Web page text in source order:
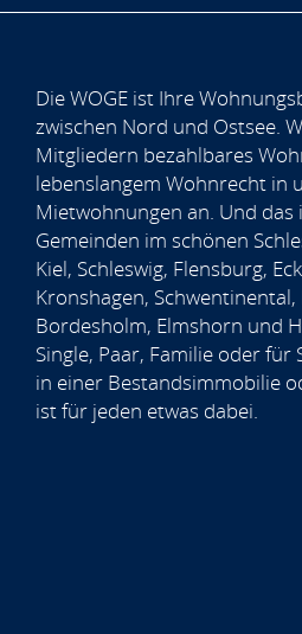
Die WOGE ist Ihre
zwischen Nord und Ostsee.
Mitgliedern bezahlbares
lebenslangem Wohnrecht in
Mietwohnungen an. Und das
Gemeinden im schönen
Kiel, Schleswig, Flensburg,
Kronshagen,
Bordesholm, Elmshorn und
Single, Paar, Familie oder
in einer Bestandsimmobilie
ist für jeden etwas dabei.